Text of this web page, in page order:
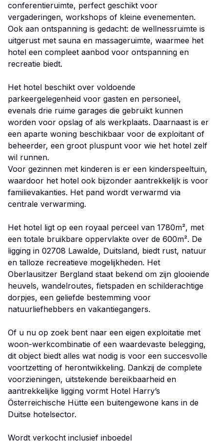
conferentieruimte, perfect geschikt voor
vergaderingen, workshops of kleine evenementen.
Ook aan ontspanning is gedacht: de wellnessruimte is
uitgerust met sauna en massageruimte, waarmee het
hotel een compleet aanbod voor ontspanning en
recreatie biedt.
Het hotel beschikt over voldoende
parkeergelegenheid voor gasten en personeel,
evenals drie ruime garages die gebruikt kunnen
worden voor opslag of als werkplaats. Daarnaast is er
een aparte woning beschikbaar voor de exploitant of
beheerder, een groot pluspunt voor wie het hotel zelf
wil runnen.
Voor gezinnen met kinderen is er een kinderspeeltuin,
waardoor het hotel ook bijzonder aantrekkelijk is voor
familievakanties. Het pand wordt verwarmd via
centrale verwarming.
Het hotel ligt op een royaal perceel van 1780m², met
een totale bruikbare oppervlakte over de 600m². De
ligging in 02708 Lawalde, Duitsland, biedt rust, natuur
en talloze recreatieve mogelijkheden. Het
Oberlausitzer Bergland staat bekend om zijn glooiende
heuvels, wandelroutes, fietspaden en schilderachtige
dorpjes, een geliefde bestemming voor
natuurliefhebbers en vakantiegangers.
Of u nu op zoek bent naar een eigen exploitatie met
woon-werkcombinatie of een waardevaste belegging,
dit object biedt alles wat nodig is voor een succesvolle
voortzetting of herontwikkeling. Dankzij de complete
voorzieningen, uitstekende bereikbaarheid en
aantrekkelijke ligging vormt Hotel Harry’s
Österreichische Hütte een buitengewone kans in de
Duitse hotelsector.
Wordt verkocht inclusief inboedel